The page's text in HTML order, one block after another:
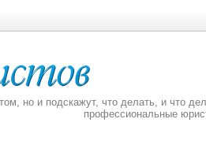
но и подскажут, что делать, и что
профессиональные